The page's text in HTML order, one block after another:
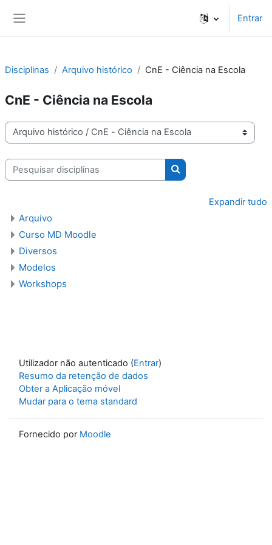
Entrar
Disciplinas Arquivo histórico CnE - Ciência na Escola
CnE - Ciência na Escola
Categorias de disciplinas
Pesquisar disciplinas
Pesquisar disciplinas
Expandir tudo
Arquivo
Curso MD Moodle
Diversos
Modelos
Workshops
Utilizador não autenticado (Entrar)
Resumo da retenção de dados
Obter a Aplicação móvel
Mudar para o tema standard
Fornecido por Moodle